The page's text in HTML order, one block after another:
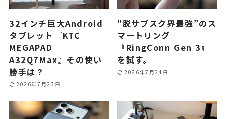
32インチ巨大Android
タブレット『KTC
MEGAPAD
A32Q7Max』その使い
勝手は？
2026年7月23日
“脱サブスク界最強”のス
マートリング
『RingConn Gen 3』
を試す。
2026年7月24日